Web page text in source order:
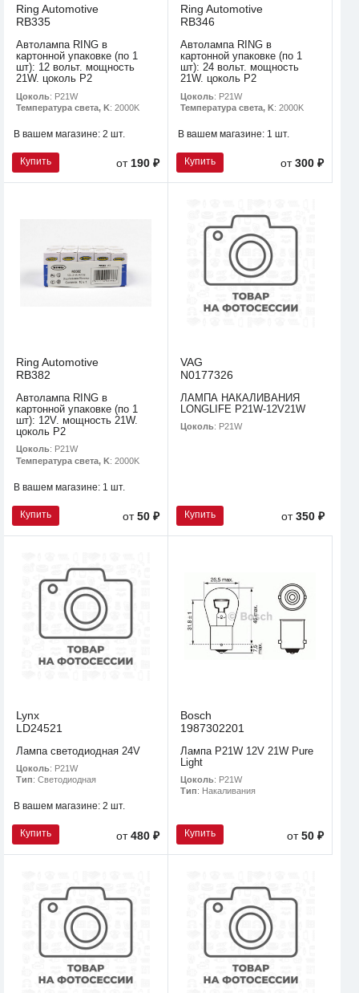
Ring Automotive
RB335
Автолампа RING в
картонной упаковке (по 1
шт): 12 вольт. мощность
21W. цоколь P2
Цоколь: P21W
Температура света, K: 2000K
В вашем магазине: 2 шт.
Купить от190 ₽
Ring Automotive
RB346
Автолампа RING в
картонной упаковке (по 1
шт): 24 вольт. мощность
21W. цоколь P2
Цоколь: P21W
Температура света, K: 2000K
В вашем магазине: 1 шт.
Купить от300 ₽
Ring Automotive
RB382
Автолампа RING в
картонной упаковке (по 1
шт): 12V. мощность 21W.
цоколь P2
Цоколь: P21W
Температура света, K: 2000K
В вашем магазине: 1 шт.
Купить от50 ₽
VAG
N0177326
ЛАМПА НАКАЛИВАНИЯ
LONGLIFE P21W-12V21W
Цоколь: P21W
Купить от350 ₽
Lynx
LD24521
Лампа светодиодная 24V
Цоколь: P21W
Тип: Светодиодная
В вашем магазине: 2 шт.
Купить от480 ₽
Bosch
1987302201
Лампа P21W 12V 21W Pure
Light
Цоколь: P21W
Тип: Накаливания
Купить от50 ₽